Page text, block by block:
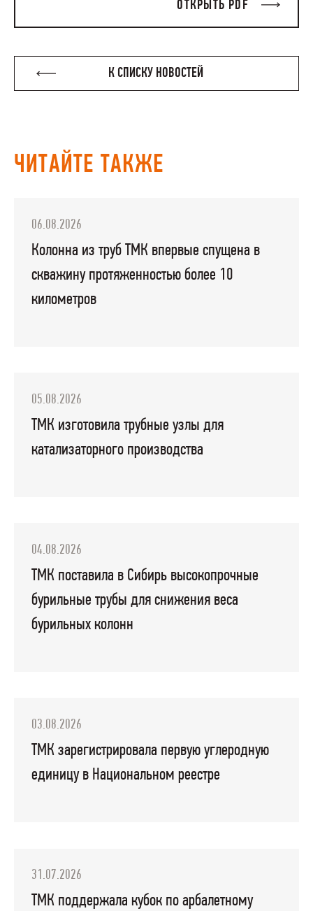
ОТКРЫТЬ PDF
К СПИСКУ НОВОСТЕЙ
ЧИТАЙТЕ ТАКЖЕ
06.08.2026
Колонна из труб ТМК впервые спущена в
скважину протяженностью более 10
километров
05.08.2026
ТМК изготовила трубные узлы для
катализаторного производства
04.08.2026
ТМК поставила в Сибирь высокопрочные
бурильные трубы для снижения веса
бурильных колонн
03.08.2026
ТМК зарегистрировала первую углеродную
единицу в Национальном реестре
31.07.2026
ТМК поддержала кубок по арбалетному